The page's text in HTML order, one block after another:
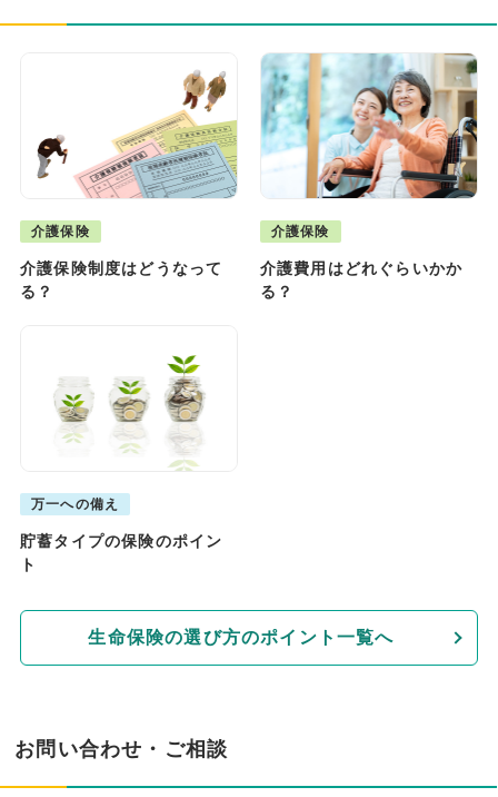
介護保険
介護保険制度はどうなって
る？
介護保険
介護費用はどれぐらいかか
る？
万一への備え
貯蓄タイプの保険のポイン
ト
生命保険の選び方のポイント一覧へ
お問い合わせ・ご相談